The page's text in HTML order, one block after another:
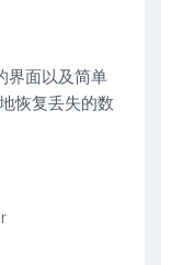
界面以及简单
恢复丢失的数